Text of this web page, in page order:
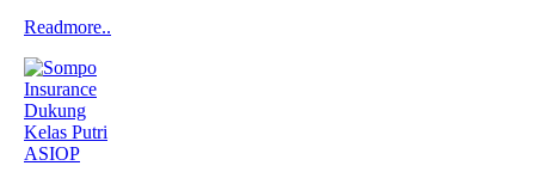
Readmore..